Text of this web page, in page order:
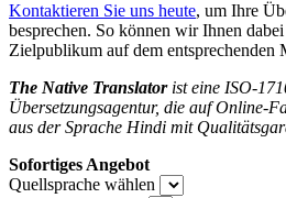
Kontaktieren Sie uns heute, um Ihre
besprechen. So können wir Ihnen
Zielpublikum auf dem entsprechenden
The Native Translator ist eine ISO-
Übersetzungsagentur, die auf Online-
aus der Sprache Hindi mit
Sofortiges Angebot
Quellsprache wählen